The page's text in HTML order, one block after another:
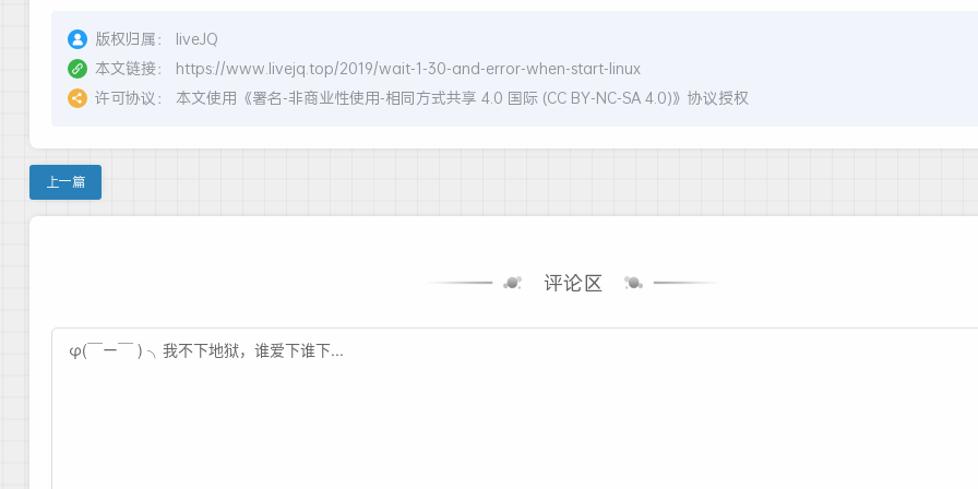
版权归属：
liveJQ
本文链接：
https://www.livejq.top/2019/wait-1-30-and-error-when-start-linux
许可协议：
本文使用《署名-非商业性使用-相同方式共享 4.0 国际 (CC BY-NC-SA 4.0)》协议授权
上一篇
评论区